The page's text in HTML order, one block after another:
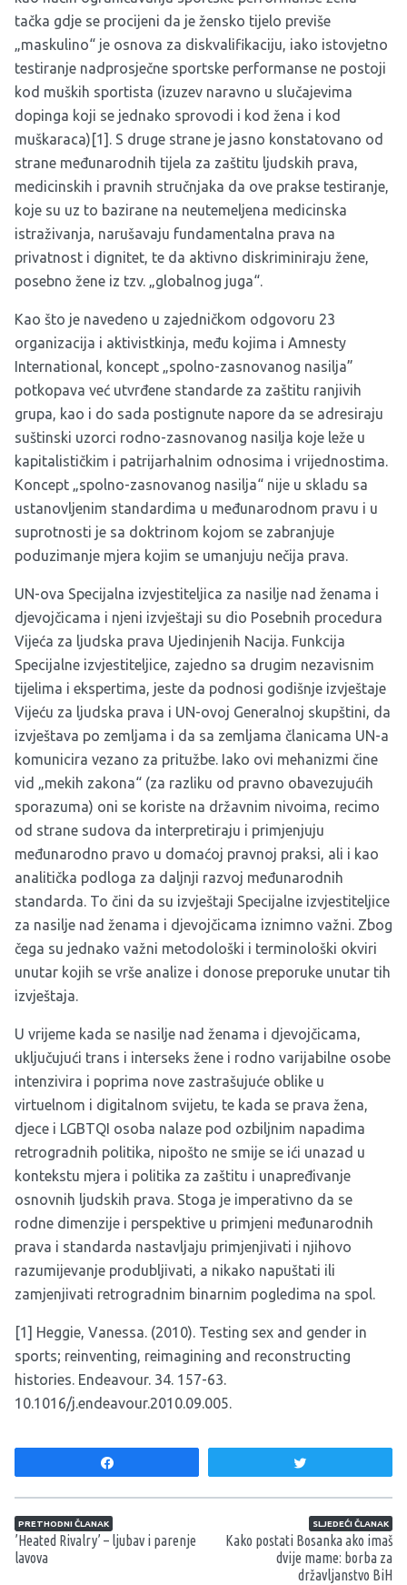
tačka gdje se procijeni da je žensko tijelo previše
„maskulino“ je osnova za diskvalifikaciju, iako istovjetno
testiranje nadprosječne sportske performanse ne postoji
kod muških sportista (izuzev naravno u slučajevima
dopinga koji se jednako sprovodi i kod žena i kod
muškaraca) [1] . S druge strane je jasno konstatovano od
strane međunarodnih tijela za zaštitu ljudskih prava,
medicinskih i pravnih stručnjaka da ove prakse testiranje,
koje su uz to bazirane na neutemeljena medicinska
istraživanja, narušavaju fundamentalna prava na
privatnost i dignitet, te da aktivno diskriminiraju žene,
posebno žene iz tzv. „globalnog juga“.
Kao što je navedeno u zajedničkom odgovoru 23
organizacija i aktivistkinja, među kojima i Amnesty
International, koncept „spolno-zasnovanog nasilja”
potkopava već utvrđene standarde za zaštitu ranjivih
grupa, kao i do sada postignute napore da se adresiraju
suštinski uzorci rodno-zasnovanog nasilja koje leže u
kapitalističkim i patrijarhalnim odnosima i vrijednostima.
Koncept „spolno-zasnovanog nasilja“ nije u skladu sa
ustanovljenim standardima u međunarodnom pravu i u
suprotnosti je sa doktrinom kojom se zabranjuje
poduzimanje mjera kojim se umanjuju nečija prava.
UN-ova Specijalna izvjestiteljica za nasilje nad ženama i
djevojčicama i njeni izvještaji su dio Posebnih procedura
Vijeća za ljudska prava Ujedinjenih Nacija. Funkcija
Specijalne izvjestiteljice, zajedno sa drugim nezavisnim
tijelima i ekspertima, jeste da podnosi godišnje izvještaje
Vijeću za ljudska prava i UN-ovoj Generalnoj skupštini, da
izvještava po zemljama i da sa zemljama članicama UN-a
komunicira vezano za pritužbe. Iako ovi mehanizmi čine
vid „mekih zakona“ (za razliku od pravno obavezujućih
sporazuma) oni se koriste na državnim nivoima, recimo
od strane sudova da interpretiraju i primjenjuju
međunarodno pravo u domaćoj pravnoj praksi, ali i kao
analitička podloga za daljnji razvoj međunarodnih
standarda. To čini da su izvještaji Specijalne izvjestiteljice
za nasilje nad ženama i djevojčicama iznimno važni. Zbog
čega su jednako važni metodološki i terminološki okviri
unutar kojih se vrše analize i donose preporuke unutar tih
izvještaja.
U vrijeme kada se nasilje nad ženama i djevojčicama,
uključujući trans i interseks žene i rodno varijabilne osobe
intenzivira i poprima nove zastrašujuće oblike u
virtuelnom i digitalnom svijetu, te kada se prava žena,
djece i LGBTQI osoba nalaze pod ozbiljnim napadima
retrogradnih politika, nipošto ne smije se ići unazad u
kontekstu mjera i politika za zaštitu i unapređivanje
osnovnih ljudskih prava. Stoga je imperativno da se
rodne dimenzije i perspektive u primjeni međunarodnih
prava i standarda nastavljaju primjenjivati i njihovo
razumijevanje produbljivati, a nikako napuštati ili
zamjenjivati retrogradnim binarnim pogledima na spol.
[1] Heggie, Vanessa. (2010). Testing sex and gender in
sports; reinventing, reimagining and reconstructing
histories. Endeavour. 34. 157-63.
10.1016/j.endeavour.2010.09.005.
Navigacija članaka
PRETHODNI ČLANAK
’Heated Rivalry’ – ljubav i parenje
lavova
SLJEDEĆI ČLANAK
Kako postati Bosanka ako imaš
dvije mame: borba za
državljanstvo BiH